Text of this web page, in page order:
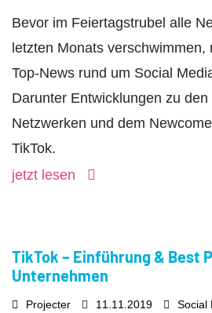
Bevor im Feiertagstrubel alle
letzten Monats
Top-News rund um Social
Darunter Entwicklungen zu den
Netzwerken und dem
TikTok.
jetzt lesen
TikTok – Einführung & Best
Unternehmen
Projecter 11.11.2019 Social